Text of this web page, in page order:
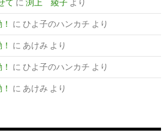
て に 渕上 綾子 より
に ひよ子のハンカチ より
に あけみ より
に ひよ子のハンカチ より
に あけみ より